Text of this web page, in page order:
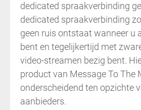
dedicated spraakverbinding
dedicated spraakverbinding
geen ruis ontstaat wanneer u
bent en tegelijkertijd met
video-streamen bezig bent.
product van Message To The
onderscheidend ten opzichte
aanbieders.